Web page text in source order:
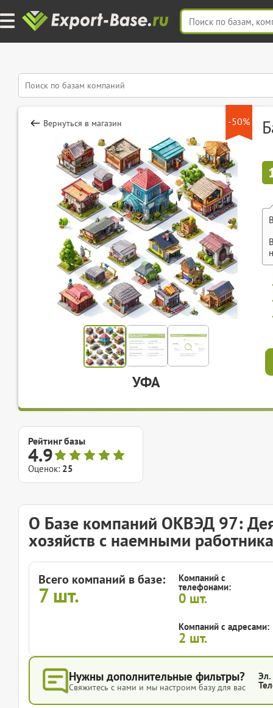
-50%
Вернуться в магазин
УФА
Рейтинг базы
4.9
Оценок: 25
О Базе компаний ОКВЭД 97:
хозяйств с наемными
Всего компаний в базе:
7шт.
Компаний с
телефонами:
0 шт.
Компаний с адресами:
2 шт.
Нужны дополнительные фильтры?
Свяжитесь с нами и мы настроим базу для вас
Эл.